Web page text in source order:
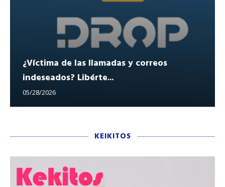
¿Víctima de las llamadas y correos
indeseados? Libérte...
05/28/2026
KEIKITOS